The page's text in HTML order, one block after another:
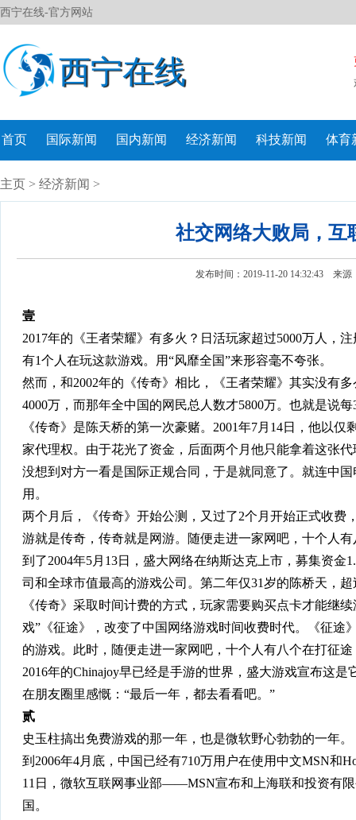
西宁在线-官方网站
西宁在线
首页 国际新闻 国内新闻 经济新闻 科技新闻 体育
主页 > 经济新闻 >
社交网络大败局，互
发布时间：2019-11-20 14:32:43 来源
壹
2017年的《王者荣耀》有多火？日活玩家超过5000万人，
有1个人在玩这款游戏。用“风靡全国”来形容毫不夸张。
然而，和2002年的《传奇》相比，《王者荣耀》其实没有
4000万，而那年全中国的网民总人数才5800万。也就是说
《传奇》是陈天桥的第一次豪赌。2001年7月14日，他以
家代理权。由于花光了资金，后面两个月他只能拿着这张
没想到对方一看是国际正规合同，于是就同意了。就连中
用。
两个月后，《传奇》开始公测，又过了2个月开始正式收费
游就是传奇，传奇就是网游。随便走进一家网吧，十个人
到了2004年5月13日，盛大网络在纳斯达克上市，募集资金
司和全球市值最高的游戏公司。第二年仅31岁的陈桥天，
《传奇》采取时间计费的方式，玩家需要购买点卡才能继
戏”《征途》，改变了中国网络游戏时间收费时代。《征途
的游戏。此时，随便走进一家网吧，十个人有八个在打征
2016年的Chinajoy早已经是手游的世界，盛大游戏宣布这
在朋友圈里感慨：“最后一年，都去看看吧。”
贰
史玉柱搞出免费游戏的那一年，也是微软野心勃勃的一年。
到2006年4月底，中国已经有710万用户在使用中文MSN和
11日，微软互联网事业部——MSN宣布和上海联和投资有
国。